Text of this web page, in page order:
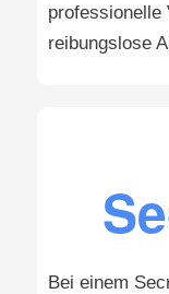
professionelle
reibungslose
Bei einem